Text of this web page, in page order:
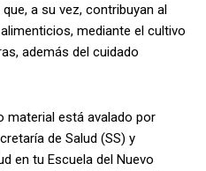
a su vez, contribuyan al
mediante el cultivo
además del cuidado
material está avalado por
de Salud (SS) y
en tu Escuela del Nuevo